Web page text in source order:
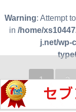
Warning: Attempt
in/home/
j.net/wp-
1 2